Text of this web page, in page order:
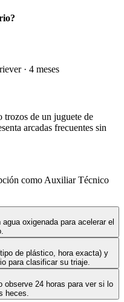
· 4 meses
trozos de un juguete de
arcadas frecuentes sin
como Auxiliar Técnico
oxigenada para acelerar el
de plástico, hora exacta) y
para clasificar su triaje.
observe 24 horas para ver si lo
heces.